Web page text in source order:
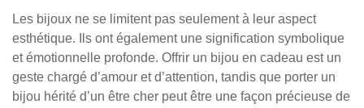
Les bijoux ne se limitent pas seulement à leur aspect
esthétique. Ils ont également une signification symbolique
et émotionnelle profonde. Offrir un bijou en cadeau est un
geste chargé d’amour et d’attention, tandis que porter un
bijou hérité d’un être cher peut être une façon précieuse de